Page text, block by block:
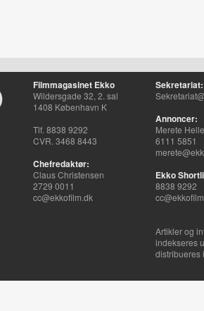
Filmmagasinet Ekko
Wildersgade 32, 2. sal
1408 København K
Tlf. 8838 9292
CVR. 3468 8443
Chefredaktør:
Claus Christensen
2729 0011
cc@ekkofilm.dk
Sekretariat:
Annoncer:
Merete
6111 5851
Ekko
8838 9292
Artikler og
indekseres
distribueres